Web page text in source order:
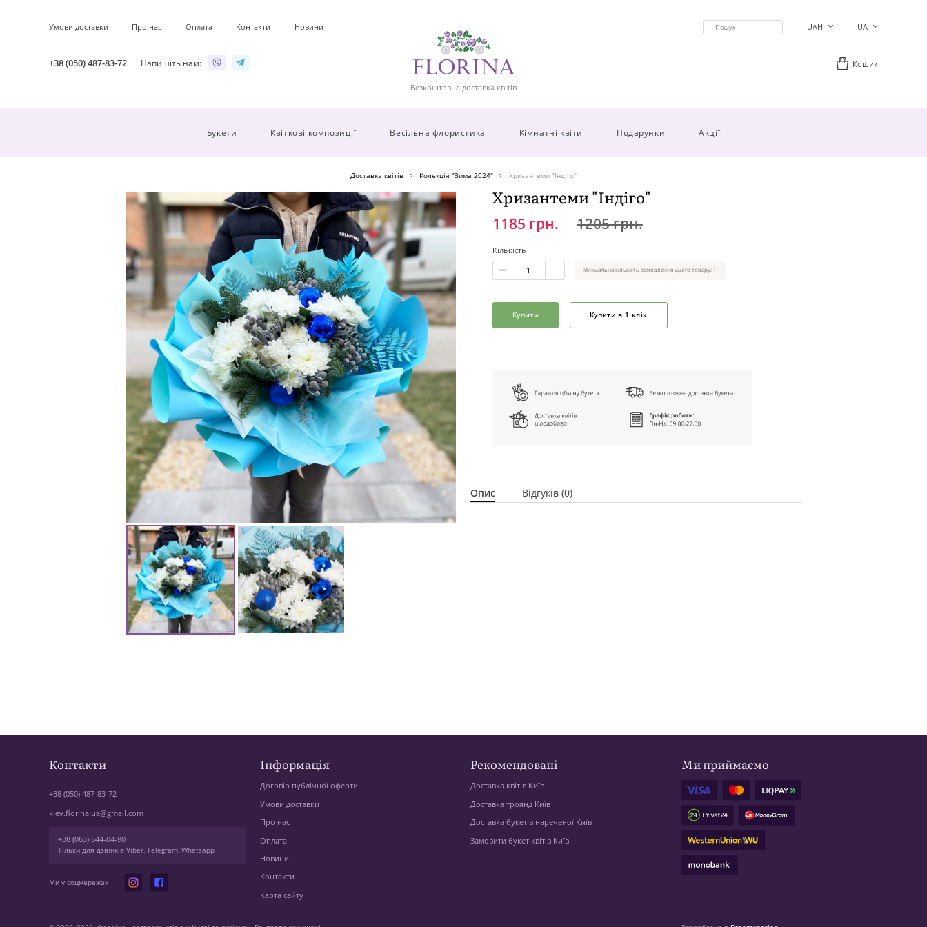
Умови доставки Про нас Оплата Контакти Новини
+38 (050) 487-83-72 Напишіть нам:
Безкоштовна доставка квітів
UAH UA
Кошик
Букети Квіткові композиції Весільна флористика Кімнатні квіти Подарунки Акції
Доставка квітів Колекція "Зима 2024" Хризантеми "Індіго"
Хризантеми "Індіго"
1185 грн. 1205 грн.
Кількість
Мінімальна кількість замовлення цього товару: 1
Купити Купити в 1 клік
Опис Відгуків (0)
Контакти
+38 (050) 487-83-72
kiev.florina.ua@gmail.com
+38 (063) 644-04-90
Тільки для дзвінків Viber, Telegram, Whatsapp
Ми у соцмережах
Інформація
Договір публічної оферти
Умови доставки
Про нас
Оплата
Новини
Контакти
Карта сайту
Рекомендовані
Доставка квітів Київ
Доставка троянд Київ
Доставка букетів нареченої Київ
Замовити букет квітів Київ
Ми приймаємо